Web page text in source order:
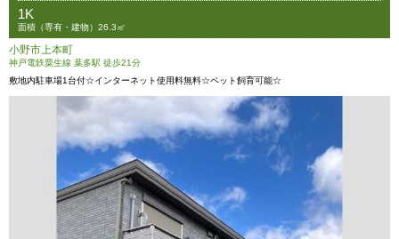
1K
面積（専有・建物）26.3㎡
小野市上本町
神戸電鉄粟生線 葉多駅 徒歩21分
敷地内駐車場1台付☆インターネット使用料無料☆ペット飼育可能☆